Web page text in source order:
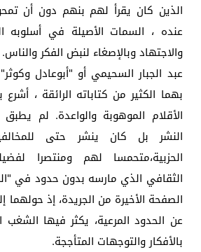
الذين كان يقرأ لهم بنهم دون أن
عنده ، السمات الأصيلة في أسلوبه
والاجتهاد وبالإصغاء لنبض الفكر والناس.
عبد الجبار السحيمي أو "أبوعادل
بهما الكثير من كتاباته الرائقة ،
الأقلام الموهوبة والواعدة. لم يطبق
النشر بل كان ينشر حتى
الحزبية،متحمسا لهم ومنتصرا
الثقافي الذي مارسه بدون حدود في
الصفحة الأخيرة من الجريدة، إذ حولهما
عن الحدود المرعية، يكثر فيها الشغب
بالأفكار والتوجهات المتأججة.